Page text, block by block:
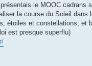
le MOOC
la course du Soleil
étoiles et constellations, et
est presque superflu)